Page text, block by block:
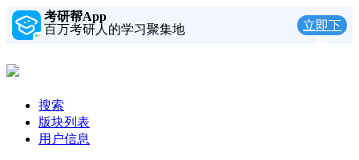
考研帮App
百万考研人的学习聚集地
立即下
搜索
版块列表
用户信息